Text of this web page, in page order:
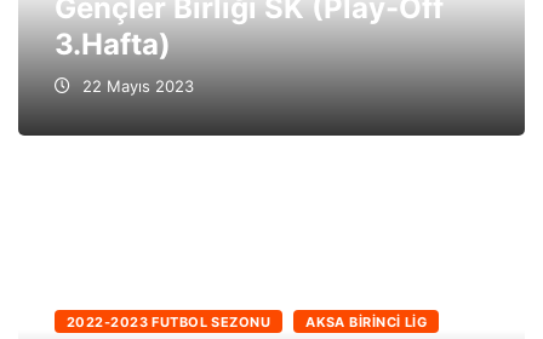
Gençler Birliği SK (Play-Off
3.Hafta)
22 Mayıs 2023
2022-2023 FUTBOL SEZONU AKSA BIRINCI LIG